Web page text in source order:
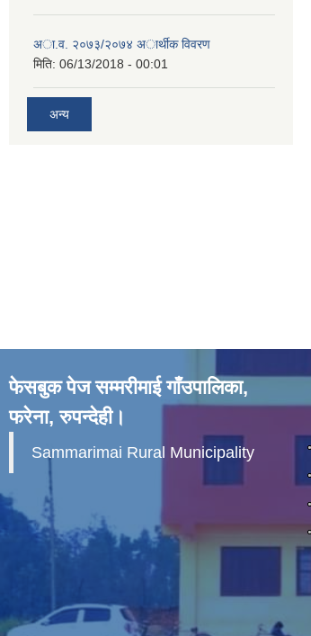
अा.व. २०७३/२०७४ अार्थीक विवरण
मिति: 06/13/2018 - 00:01
अन्य
फेसबुक पेज सम्मरीमाई गाँउपालिका,
फरेना, रुपन्देही।
Sammarimai Rural Municipality